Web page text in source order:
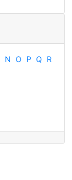
N O P Q R